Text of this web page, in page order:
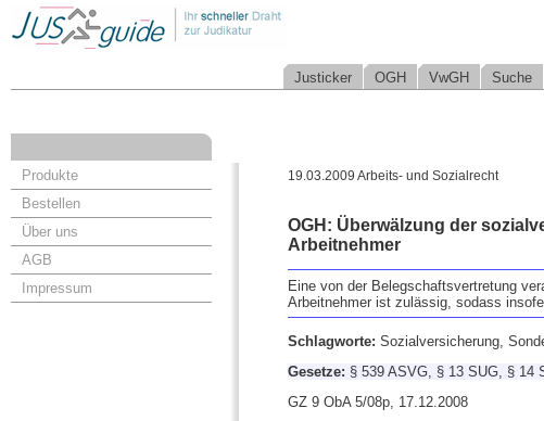
Justicker OGH VwGH Suche
Produkte
Bestellen
Über uns
AGB
Impressum
19.03.2009 Arbeits- und Sozialrecht
OGH: Überwälzung der
Arbeitnehmer
Eine von der Belegschaftsvertretung
Arbeitnehmer ist zulässig, sodass
Schlagworte: Sozialversicherung,
Gesetze: § 539 ASVG, § 13 SUG, § 14
GZ 9 ObA 5/08p, 17.12.2008